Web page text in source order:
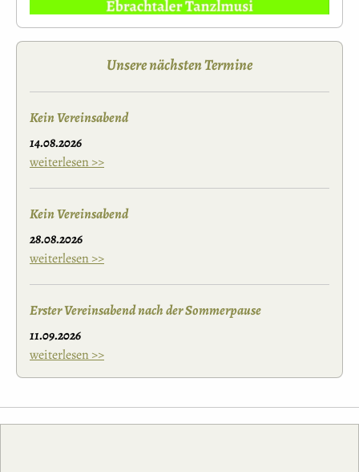
Unsere nächsten Termine
Kein Vereinsabend
14.08.2026
weiterlesen >>
Kein Vereinsabend
28.08.2026
weiterlesen >>
Erster Vereinsabend nach der Sommerpause
11.09.2026
weiterlesen >>